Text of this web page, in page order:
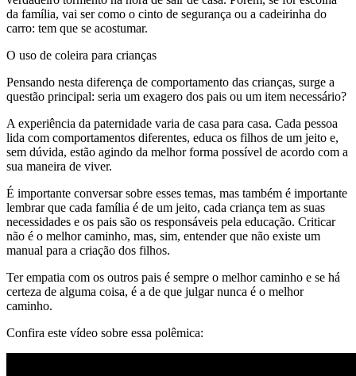
da família, vai ser como o cinto de segurança ou a cadeirinha do
carro: tem que se acostumar.
O uso de coleira para crianças
Pensando nesta diferença de comportamento das crianças, surge a
questão principal: seria um exagero dos pais ou um item necessário?
A experiência da paternidade varia de casa para casa. Cada pessoa
lida com comportamentos diferentes, educa os filhos de um jeito e,
sem dúvida, estão agindo da melhor forma possível de acordo com a
sua maneira de viver.
É importante conversar sobre esses temas, mas também é importante
lembrar que cada família é de um jeito, cada criança tem as suas
necessidades e os pais são os responsáveis pela educação. Criticar
não é o melhor caminho, mas, sim, entender que não existe um
manual para a criação dos filhos.
Ter empatia com os outros pais é sempre o melhor caminho e se há
certeza de alguma coisa, é a de que julgar nunca é o melhor
caminho.
Confira este vídeo sobre essa polêmica: